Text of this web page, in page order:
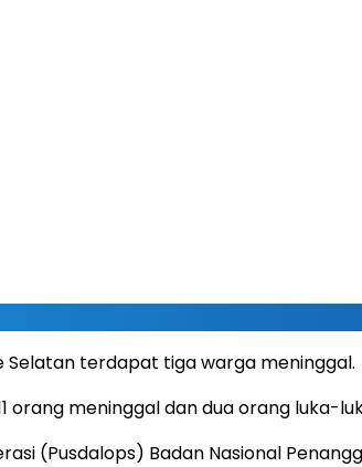
Selatan terdapat tiga warga meninggal.
orang meninggal dan dua orang luka-
(Pusdalops) Badan Nasional